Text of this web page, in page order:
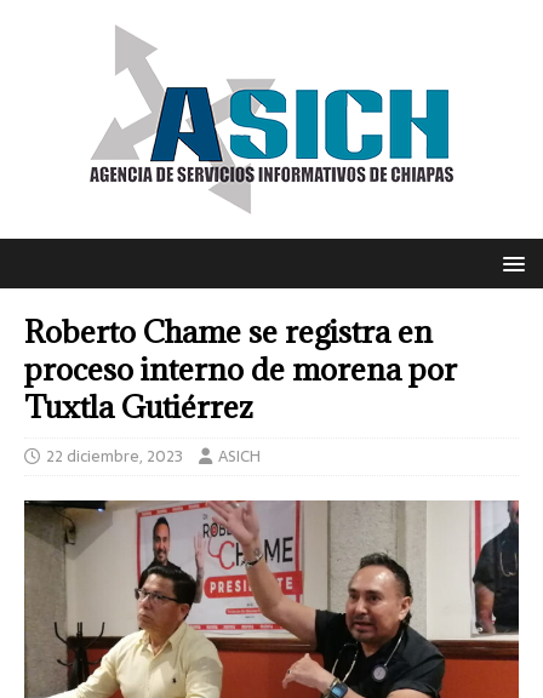
Roberto Chame se registra en
proceso interno de morena por
Tuxtla Gutiérrez
22 diciembre, 2023 ASICH